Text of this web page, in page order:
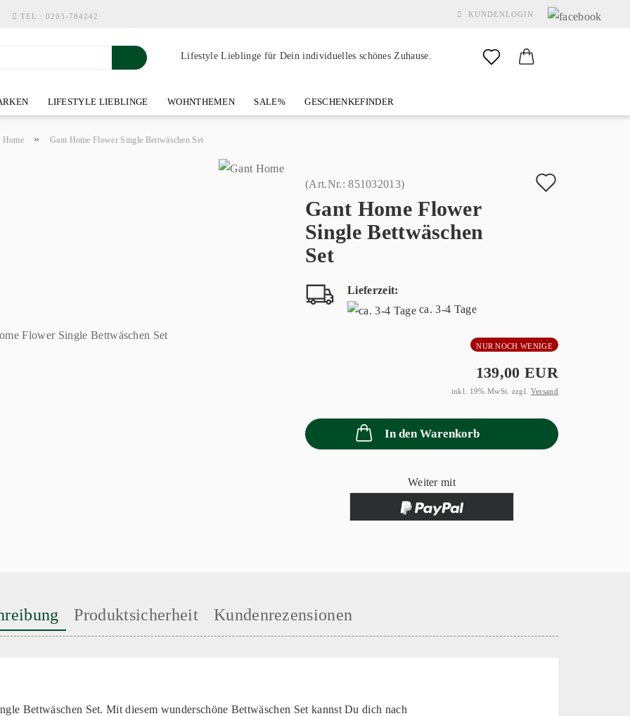
KUNDENLOGIN
Konto erstellen
Passwort vergessen?
TEL.: 0203-784242
Lifestyle Lieblinge für Dein individuelles schönes Zuhause.
LIFESTYLE LIEBLINGE WOHNTHEMEN SALE% GESCHENKEFINDER
Home » Gant Home Flower Single Bettwäschen Set
(Art.Nr.:851032013)
Gant Home Flower
Single Bettwäschen
Set
Lieferzeit:
ca. 3-4 Tage
NUR NOCH WENIGE
139,00 EUR
inkl. 19% MwSt. zzgl. Versand
In den Warenkorb
Weiter mit
Produktsicherheit Kundenrezensionen
Bettwäschen Set. Mit diesem wunderschöne Bettwäschen Set kannst Du dich nach